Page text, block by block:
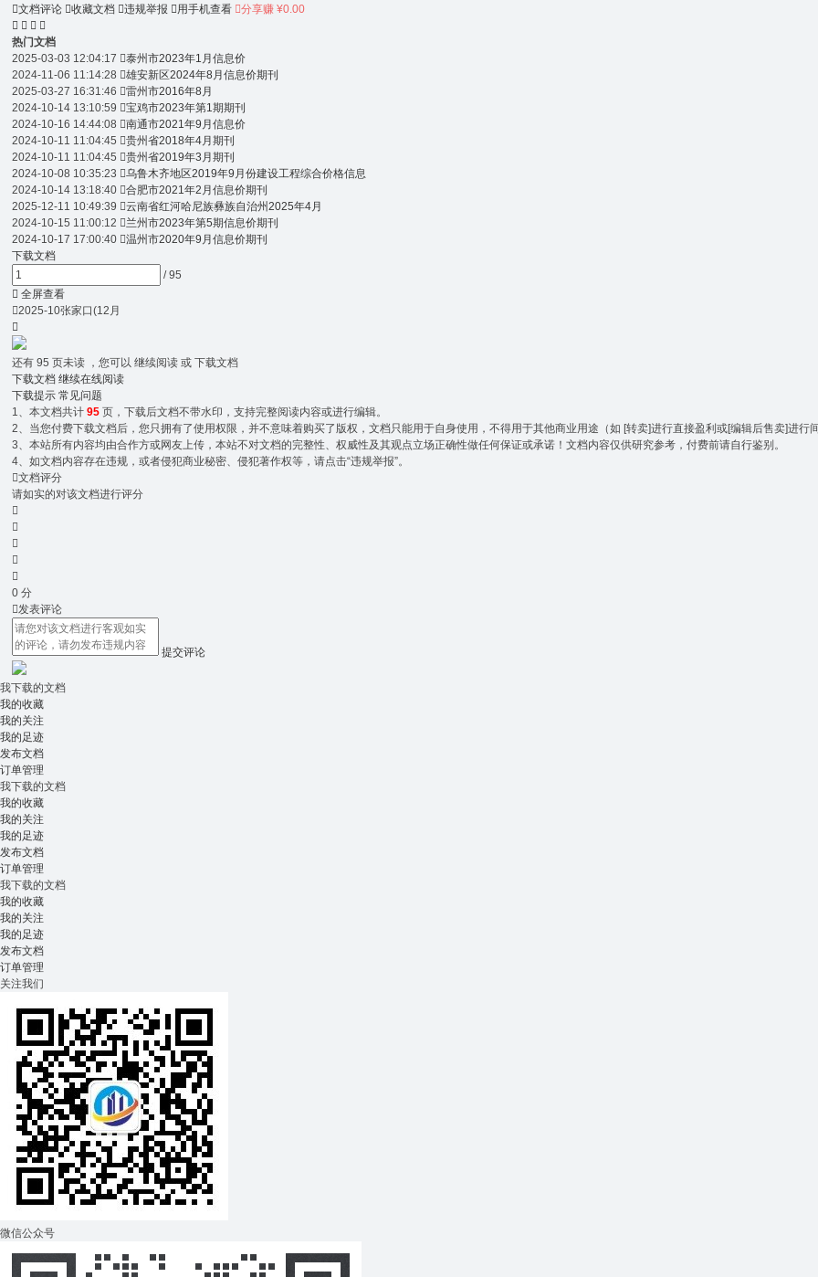
文档评论 收藏文档 违规举报 用手机查看 分享赚 ¥0.00
   
热门文档
2025-03-03 12:04:17 泰州市2023年1月信息价
2024-11-06 11:14:28 雄安新区2024年8月信息价期刊
2025-03-27 16:31:46 雷州市2016年8月
2024-10-14 13:10:59 宝鸡市2023年第1期期刊
2024-10-16 14:44:08 南通市2021年9月信息价
2024-10-11 11:04:45 贵州省2018年4月期刊
2024-10-11 11:04:45 贵州省2019年3月期刊
2024-10-08 10:35:23 乌鲁木齐地区2019年9月份建设工程综合价格信息
2024-10-14 13:18:40 合肥市2021年2月信息价期刊
2025-12-11 10:49:39 云南省红河哈尼族彝族自治州2025年4月
2024-10-15 11:00:12 兰州市2023年第5期信息价期刊
2024-10-17 17:00:40 温州市2020年9月信息价期刊
下载文档
/ 95
 全屏查看
2025-10张家口(12月

还有95 页未读 ，您可以 继续阅读 或 下载文档
下载文档继续在线阅读
下载提示 常见问题
1、本文档共计 95 页，下载后文档不带水印，支持完整阅读内容或进行编辑。
2、当您付费下载文档后，您只拥有了使用权限，并不意味着购买了版权，文档只能用于自身使用，不得用于其他商业用途（如 [转卖]进行直接盈利或[编辑后售卖]进行
3、本站所有内容均由合作方或网友上传，本站不对文档的完整性、权威性及其观点立场正确性做任何保证或承诺！文档内容仅供研究参考，付费前请自行鉴别。
4、如文档内容存在违规，或者侵犯商业秘密、侵犯著作权等，请点击“违规举报”。
文档评分
请如实的对该文档进行评分





0 分
发表评论
提交评论
我下载的文档
我的收藏
我的关注
我的足迹
发布文档
订单管理
我下载的文档
我的收藏
我的关注
我的足迹
发布文档
订单管理
我下载的文档
我的收藏
我的关注
我的足迹
发布文档
订单管理
关注我们
微信公众号